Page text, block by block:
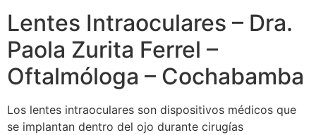
Lentes Intraoculares – Dra.
Paola Zurita Ferrel –
Oftalmóloga – Cochabamba
Los lentes intraoculares son dispositivos médicos que
se implantan dentro del ojo durante cirugías